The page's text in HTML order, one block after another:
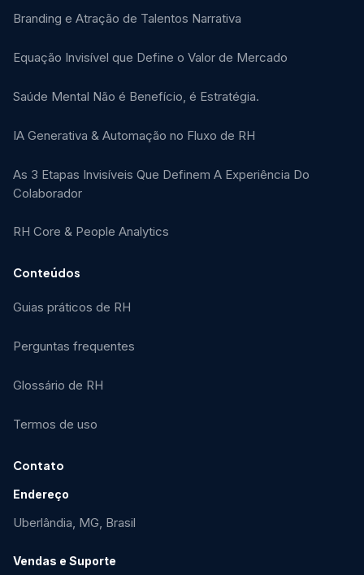
Branding e Atração de Talentos Narrativa
Equação Invisível que Define o Valor de Mercado
Saúde Mental Não é Benefício, é Estratégia.
IA Generativa & Automação no Fluxo de RH
As 3 Etapas Invisíveis Que Definem A Experiência Do
Colaborador
RH Core & People Analytics
Conteúdos
Guias práticos de RH
Perguntas frequentes
Glossário de RH
Termos de uso
Contato
Endereço
Uberlândia, MG, Brasil
Vendas e Suporte